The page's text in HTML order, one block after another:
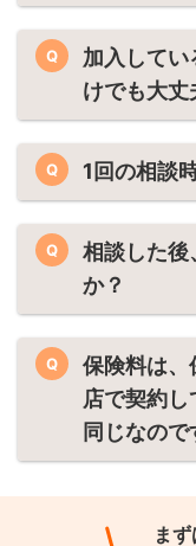
Q
加入して
けでも大丈
Q 1回の相談
Q
相談した後
か？
Q
保険料は、
店で契約し
同じなので
ま